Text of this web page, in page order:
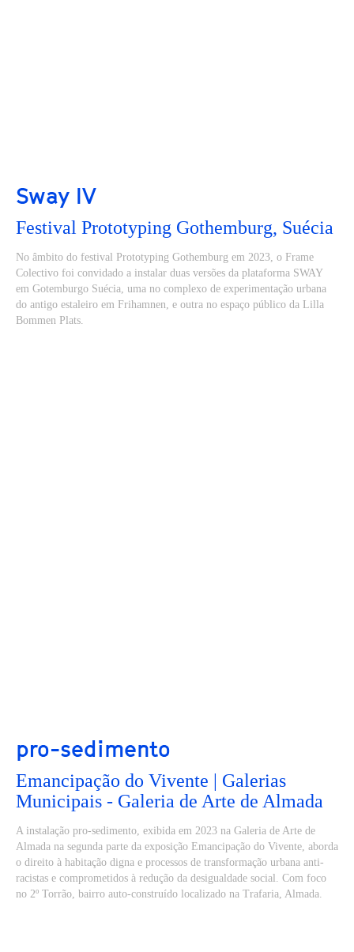
Sway IV
Festival Prototyping Gothemburg, Suécia
No âmbito do festival Prototyping Gothemburg em 2023, o Frame
Colectivo foi convidado a instalar duas versões da plataforma SWAY
em Gotemburgo Suécia, uma no complexo de experimentação urbana
do antigo estaleiro em Frihamnen, e outra no espaço público da Lilla
Bommen Plats.
pro-sedimento
Emancipação do Vivente | Galerias
Municipais - Galeria de Arte de Almada
A instalação pro-sedimento, exibida em 2023 na Galeria de Arte de
Almada na segunda parte da exposição Emancipação do Vivente, aborda
o direito à habitação digna e processos de transformação urbana anti-
racistas e comprometidos à redução da desigualdade social. Com foco
no 2º Torrão, bairro auto-construído localizado na Trafaria, Almada.